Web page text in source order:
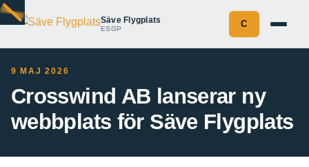
Säve Flygplats
ESGP C
9 MAJ 2026
Crosswind AB lanserar ny
webbplats för Säve Flygplats